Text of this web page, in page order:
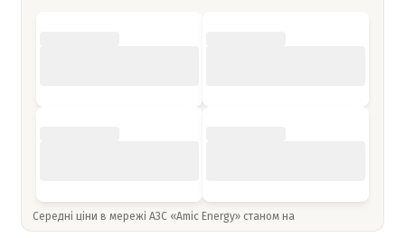
Середні ціни в мережі АЗС «Amic Energy» станом на